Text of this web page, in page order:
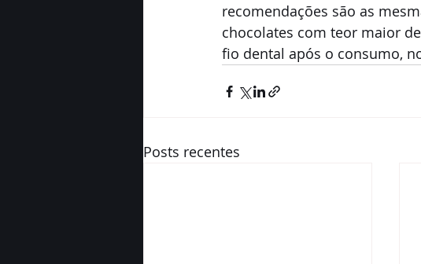
recomendações são as
chocolates com teor maior
fio dental após o consumo,
Posts recentes